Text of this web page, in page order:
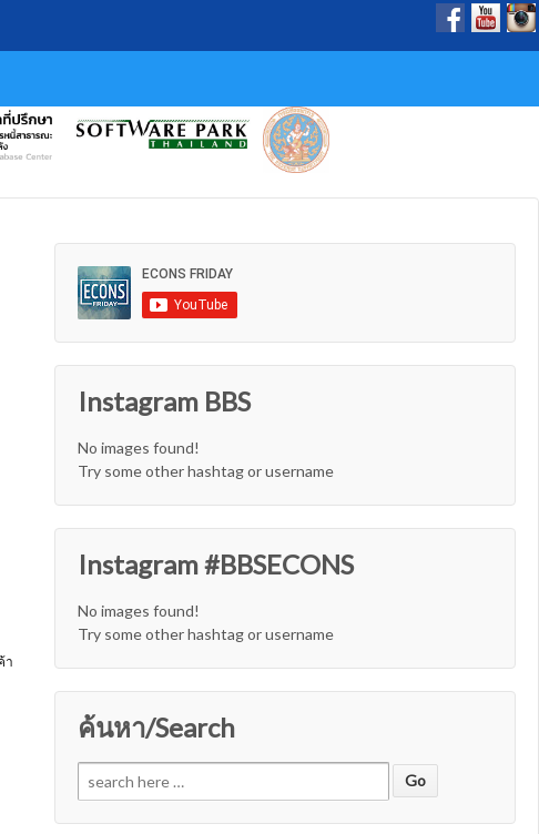
า
Instagram BBS
No images found!
Try some other hashtag or username
Instagram #BBSECONS
No images found!
Try some other hashtag or username
ค้นหา/Search
Search for: